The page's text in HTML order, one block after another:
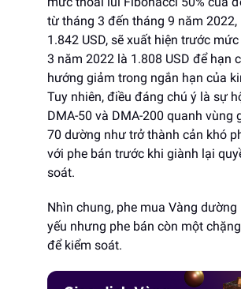
từ tháng 3 đến tháng 9 năm 2022,
1.842 USD, sẽ xuất hiện trước
3 năm 2022 là 1.808 USD để hạn
hướng giảm trong ngắn hạn của
Tuy nhiên, điều đáng chú ý là sự
DMA-50 và DMA-200 quanh vùng
70 dường như trở thành cản khó
với phe bán trước khi giành lại
soát.
Nhìn chung, phe mua Vàng
yếu nhưng phe bán còn một
để kiểm soát.